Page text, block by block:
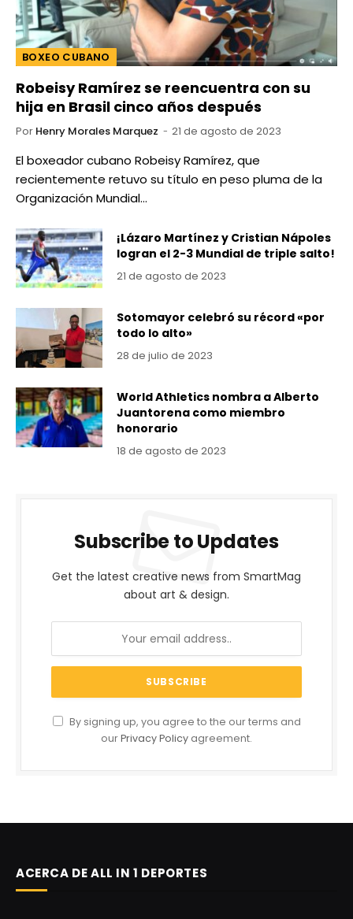
BOXEO CUBANO
Robeisy Ramírez se reencuentra con su
hija en Brasil cinco años después
Por Henry Morales Marquez 21 de agosto de 2023
El boxeador cubano Robeisy Ramírez, que
recientemente retuvo su título en peso pluma de la
Organización Mundial…
¡Lázaro Martínez y Cristian Nápoles
logran el 2-3 Mundial de triple salto!
21 de agosto de 2023
Sotomayor celebró su récord «por
todo lo alto»
28 de julio de 2023
World Athletics nombra a Alberto
Juantorena como miembro
honorario
18 de agosto de 2023
Subscribe to Updates
Get the latest creative news from SmartMag
about art & design.
By signing up, you agree to the our terms and
ourPrivacy Policy agreement.
ACERCA DE ALL IN 1 DEPORTES